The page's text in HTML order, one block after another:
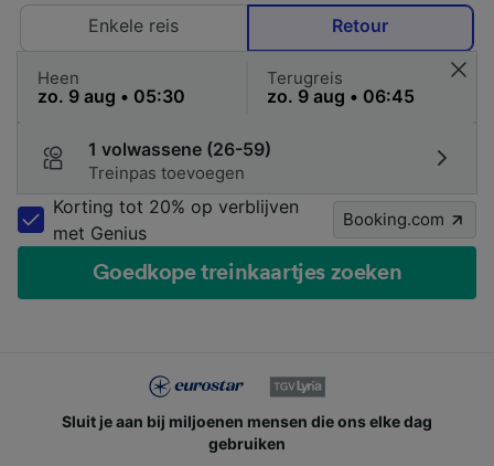
Enkele reis
Retour
Heen Terugreis
1 volwassene (26-59)
Treinpas toevoegen
Korting tot 20% op verblijven
met Genius
Booking.com
Goedkope treinkaartjes zoeken
Sluit je aan bij miljoenen mensen die ons elke dag
gebruiken